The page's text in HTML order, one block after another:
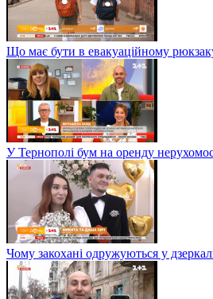
Що має бути в евакуаційному
У Тернополі бум на оренду
Чому закохані одружуються у